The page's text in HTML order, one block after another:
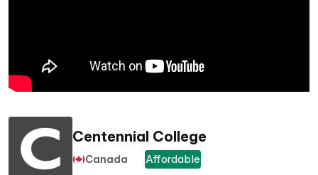
Centennial College
Canada Affordable